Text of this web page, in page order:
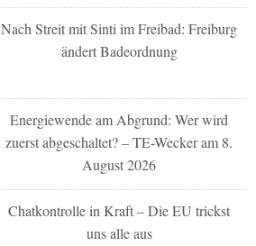
Nach Streit mit Sinti im Freibad: Freiburg
ändert Badeordnung
Energiewende am Abgrund: Wer wird
zuerst abgeschaltet? – TE-Wecker am 8.
August 2026
Chatkontrolle in Kraft – Die EU trickst
uns alle aus